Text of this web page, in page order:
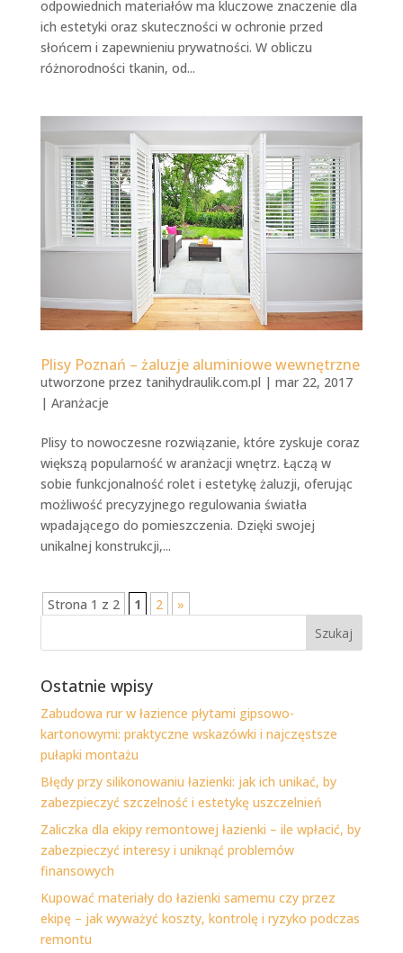
odpowiednich materiałów ma kluczowe znaczenie dla
ich estetyki oraz skuteczności w ochronie przed
słońcem i zapewnieniu prywatności. W obliczu
różnorodności tkanin, od...
Plisy Poznań – żaluzje aluminiowe wewnętrzne
utworzone przez tanihydraulik.com.pl | mar 22, 2017
| Aranżacje
Plisy to nowoczesne rozwiązanie, które zyskuje coraz
większą popularność w aranżacji wnętrz. Łączą w
sobie funkcjonalność rolet i estetykę żaluzji, oferując
możliwość precyzyjnego regulowania światła
wpadającego do pomieszczenia. Dzięki swojej
unikalnej konstrukcji,...
Strona 1 z 2 1 2 »
Ostatnie wpisy
Zabudowa rur w łazience płytami gipsowo-
kartonowymi: praktyczne wskazówki i najczęstsze
pułapki montażu
Błędy przy silikonowaniu łazienki: jak ich unikać, by
zabezpieczyć szczelność i estetykę uszczelnień
Zaliczka dla ekipy remontowej łazienki – ile wpłacić, by
zabezpieczyć interesy i uniknąć problemów
finansowych
Kupować materiały do łazienki samemu czy przez
ekipę – jak wyważyć koszty, kontrolę i ryzyko podczas
remontu